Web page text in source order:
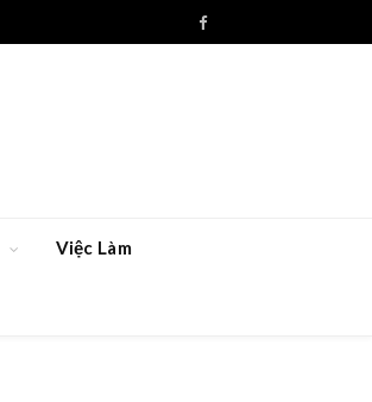
Facebook
Việc Làm